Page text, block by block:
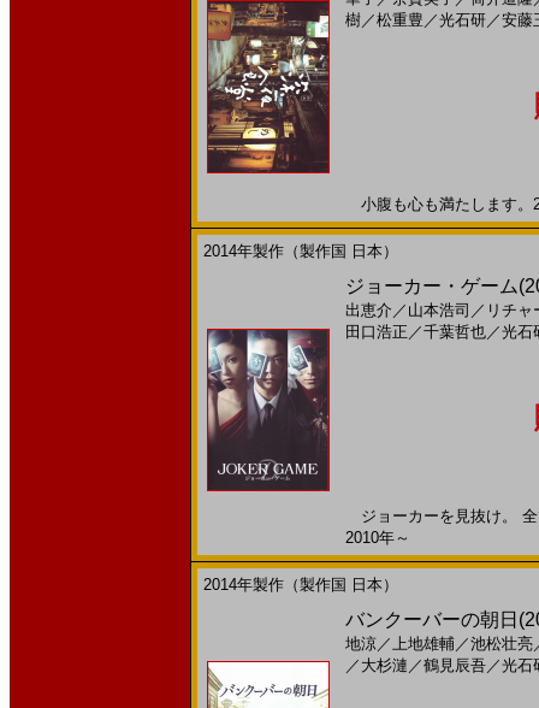
樹／松重豊 ／光石研／安藤
小腹も心も満たします
2014年製作（製作国 日本）
ジョーカー・ゲーム
出恵介 ／ 山本浩司 ／ リチ
田口浩正 ／千葉哲也／光石
ジョーカーを見抜け。
2010年～
2014年製作（製作国 日本）
バンクーバーの朝日
地涼／上地雄輔／池松壮亮
／ 大杉漣 ／鶴見辰吾／光石